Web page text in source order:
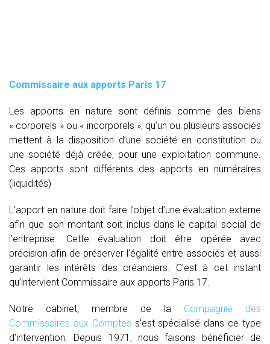
Commissaire aux apports Paris 17
Les apports en nature sont définis comme des biens
« corporels » ou « incorporels », qu’un ou plusieurs associés
mettent à la disposition d’une société en constitution ou
une société déjà créée, pour une exploitation commune.
Ces apports sont différents des apports en numéraires
(liquidités)
L’apport en nature doit faire l’objet d’une évaluation externe
afin que son montant soit inclus dans le capital social de
l’entreprise. Cette évaluation doit être opérée avec
précision afin de préserver l’égalité entre associés et aussi
garantir les intérêts des créanciers. C’est à cet instant
qu’intervient Commissaire aux apports Paris 17.
Notre cabinet, membre de la Compagnie des
Commissaires aux Comptes s’est spécialisé dans ce type
d’intervention. Depuis 1971, nous faisons bénéficier de